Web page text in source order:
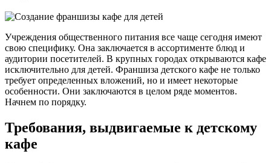
Учреждения общественного питания все чаще сегодня имеют
свою специфику. Она заключается в ассортименте блюд и
аудитории посетителей. В крупных городах открываются кафе
исключительно для детей. Франшиза детского кафе не только
требует определенных вложений, но и имеет некоторые
особенности. Они заключаются в целом ряде моментов.
Начнем по порядку.
Требования, выдвигаемые к детскому
кафе